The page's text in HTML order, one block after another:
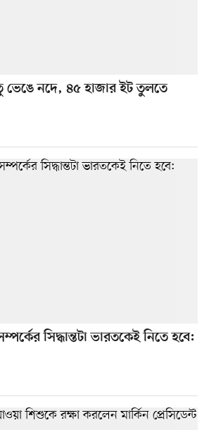
ভেঙে নদে, ৪৫ হাজার ইট তুলতে
সিদ্ধান্তটা ভারতকেই নিতে হবে: